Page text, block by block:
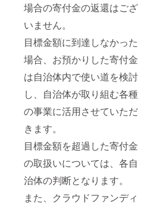
場合の寄付金の返還はござ
いません。
目標金額に到達しなかった
場合、お預かりした寄付金
は自治体内で使い道を検討
し、自治体が取り組む各種
の事業に活用させていただ
きます。
目標金額を超過した寄付金
の取扱いについては、各自
治体の判断となります。
また、クラウドファンディ